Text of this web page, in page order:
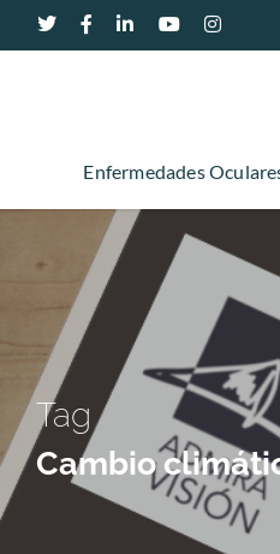
Enfermedades
Tag
Cambio